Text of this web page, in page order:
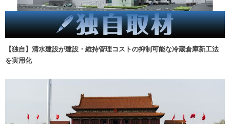
【独自】清水建設が建設・維持管理コストの抑制可能な冷蔵倉庫新工法
を実用化